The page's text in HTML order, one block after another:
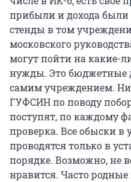
прибыли и дохода
стенды в том
московского
могут пойти на какие-
нужды. Это бюджетные
самим учреждением.
ГУФСИН по поводу
поступят, по каждому
проверка. Все обыски
проводятся только в
порядке. Возможно, не
нравится. Часто